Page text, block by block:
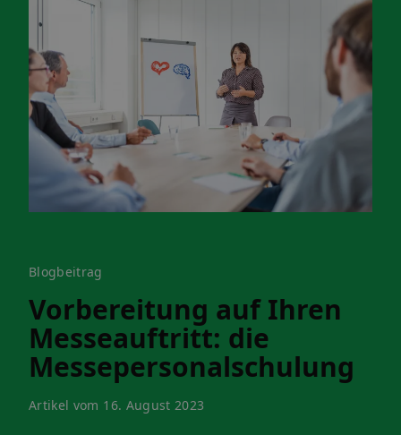
Blogbeitrag
Vorbereitung auf Ihren
Messeauftritt: die
Messepersonalschulung
Artikel vom 16. August 2023